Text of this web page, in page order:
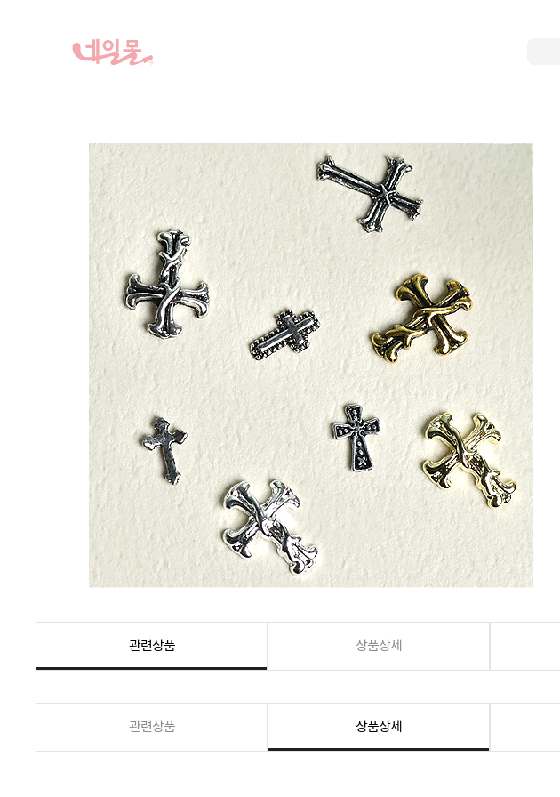
관련상품 상품상세
관련상품 상품상세